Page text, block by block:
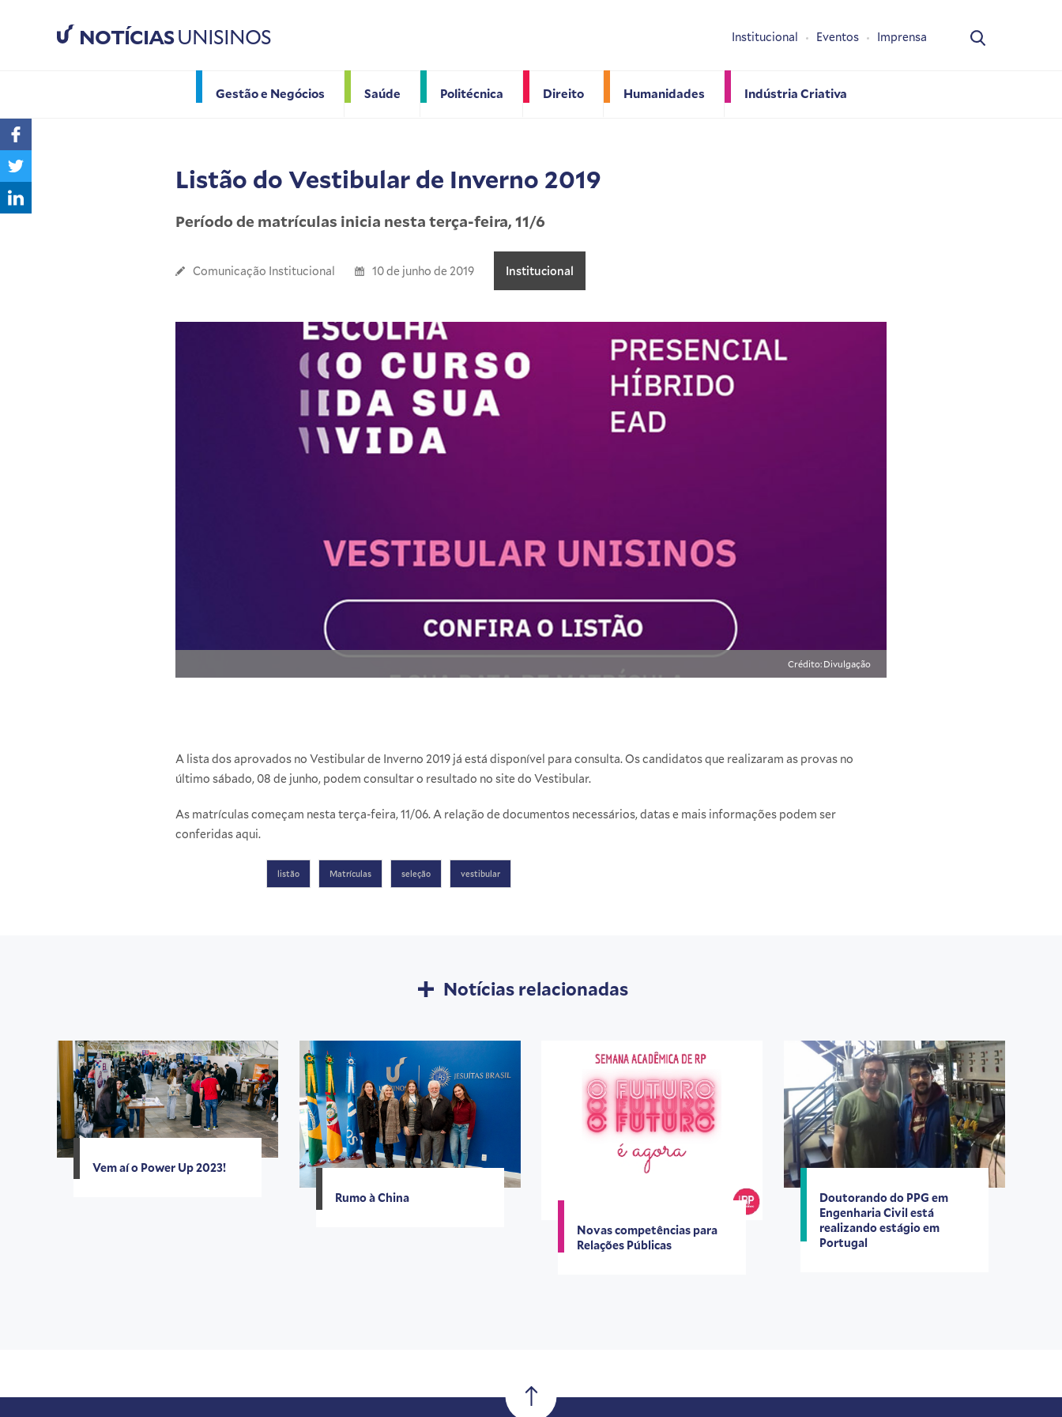
NOTÍCIASUNISINOS
Gestão e Negócios Saúde Politécnica Direito Humanidades Indústria Criativa
Institucional Eventos Imprensa
Listão do Vestibular de Inverno 2019
Período de matrículas inicia nesta terça-feira, 11/6
Comunicação Institucional 10 de junho de 2019 Institucional
Crédito: Divulgação
A lista dos aprovados no Vestibular de Inverno 2019 já está disponível para consulta. Os candidatos que realizaram as provas no
último sábado, 08 de junho, podem consultar o resultado no site do Vestibular.
As matrículas começam nesta terça-feira, 11/06. A relação de documentos necessários, datas e mais informações podem ser
conferidasaqui.
listão Matrículas seleção vestibular
Notícias relacionadas
Vem aí o Power Up 2023!
Rumo à China
Novas competências para
Relações Públicas
Doutorando do PPG em
Engenharia Civil está
realizando estágio em
Portugal